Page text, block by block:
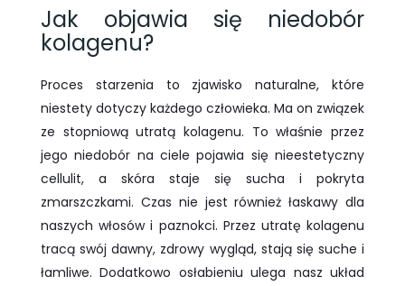
Jak objawia się niedobór
kolagenu?
Proces starzenia to zjawisko naturalne, które
niestety dotyczy każdego człowieka. Ma on związek
ze stopniową utratą kolagenu. To właśnie przez
jego niedobór na ciele pojawia się nieestetyczny
cellulit, a skóra staje się sucha i pokryta
zmarszczkami. Czas nie jest również łaskawy dla
naszych włosów i paznokci. Przez utratę kolagenu
tracą swój dawny, zdrowy wygląd, stają się suche i
łamliwe. Dodatkowo osłabieniu ulega nasz układ